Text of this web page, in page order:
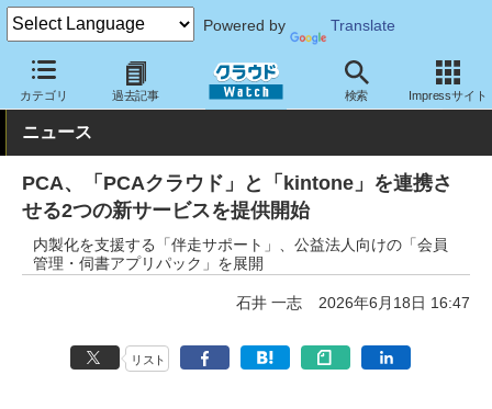
Powered by Translate
カテゴリ 過去記事 検索 Impressサイト
クラウド Watch サービス・ソフト サービス 業務関連
ニュース
PCA、「PCAクラウド」と「kintone」を連携さ
せる2つの新サービスを提供開始
内製化を支援する「伴走サポート」、公益法人向けの「会員
管理・伺書アプリパック」を展開
石井 一志 2026年6月18日 16:47
リスト